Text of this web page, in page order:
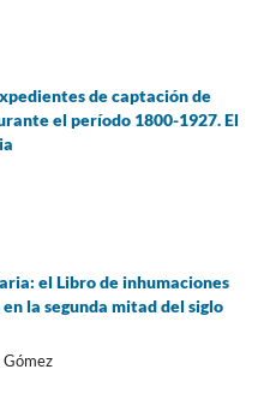
de captación de
el período 1800-1927. El
el Libro de inhumaciones
la segunda mitad del siglo